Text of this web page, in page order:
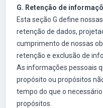
G. Retenção de
Esta seção G define
retenção de dados,
cumprimento de nossas
retenção e exclusão de
As informações pessoais
propósito ou propósitos
tempo do que o
propósitos.